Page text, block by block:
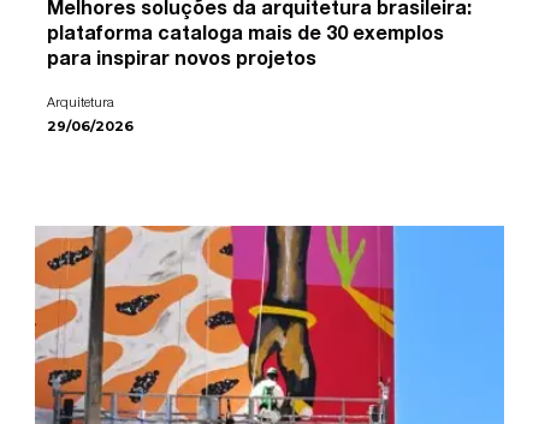
Melhores soluções da arquitetura brasileira:
plataforma cataloga mais de 30 exemplos
para inspirar novos projetos
Arquitetura
29/06/2026